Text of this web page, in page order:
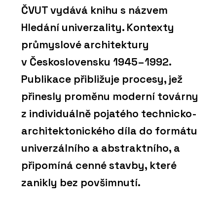
ČVUT vydává knihu s názvem
Hledání univerzality. Kontexty
průmyslové architektury
v Československu 1945–1992.
Publikace přibližuje procesy, jež
přinesly proměnu moderní továrny
z individuálně pojatého technicko-
architektonického díla do formátu
univerzálního a abstraktního, a
připomíná cenné stavby, které
zanikly bez povšimnutí.